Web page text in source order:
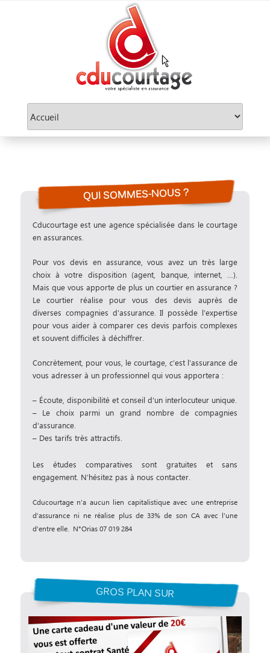
QUI SOMMES-NOUS ?
Cducourtage est une agence spécialisée dans le courtage
en assurances.
Pour vos devis en assurance, vous avez un très large
choix à votre disposition (agent, banque, internet, …).
Mais que vous apporte de plus un courtier en assurance ?
Le courtier réalise pour vous des devis auprès de
diverses compagnies d’assurance. Il possède l’expertise
pour vous aider à comparer ces devis parfois complexes
et souvent difficiles à déchiffrer.
Concrètement, pour vous, le courtage, c’est l’assurance de
vous adresser à un professionnel qui vous apportera :
– Écoute, disponibilité et conseil d’un interlocuteur unique.
– Le choix parmi un grand nombre de compagnies
d’assurance.
– Des tarifs très attractifs.
Les études comparatives sont gratuites et sans
engagement. N’hésitez pas à nous contacter.
Cducourtage n’a aucun lien capitalistique avec une entreprise
d’assurance ni ne réalise plus de 33% de son CA avec l’une
d’entre elle. N°Orias 07 019 284
GROS PLAN SUR